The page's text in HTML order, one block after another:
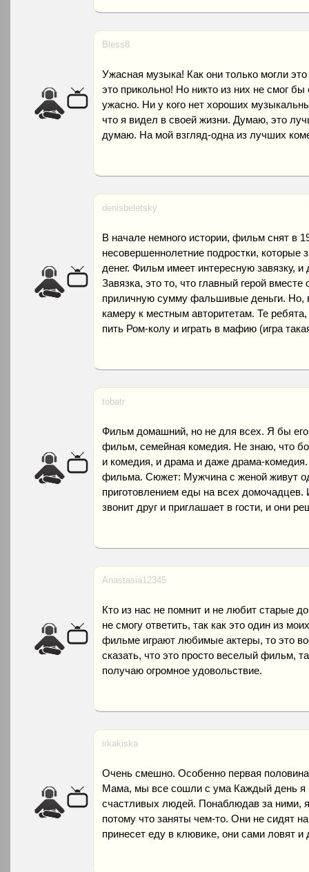
Bless8
Ужасная музыка! Как они только могли
это прикольно! Но никто из них не смог
ужасно. Ни у кого нет хороших
что я видел в своей жизни. Думаю, это
думаю. На мой взгляд-одна из лучших
denisbeletsky
В начале немного истории, фильм снят в
несовершеннолетние подростки,
денег. Фильм имеет интересную завязку, и
Завязка, это то, что главный герой
приличную сумму фальшивые деньги. Но,
камеру к местным авторитетам. Те
пить Ром-колу и играть в мафию (игра
tobatr
Фильм домашний, но не для всех. Я бы
фильм, семейная комедия. Не знаю, что
и комедия, и драма и даже драма-
фильма. Сюжет: Мужчина с женой живут
приготовлением еды на всех
звонит друг и приглашает в гости, и они
Anastasia12345
Кто из нас не помнит и не любит старые
не смогу ответить, так как это один из
фильме играют любимые актеры, то это
сказать, что это просто веселый фильм,
получаю огромное удовольствие.
irkakiska
Очень смешно. Особенно первая
Мама, мы все сошли с ума Каждый день я
счастливых людей. Понаблюдав за ними,
потому что заняты чем-то. Они не сидят
принесет еду в клювике, они сами ловят